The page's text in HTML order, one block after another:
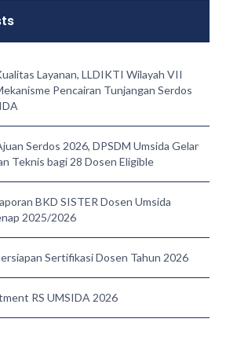
Layanan, LLDIKTI Wilayah VII
Pencairan Tunjangan Serdos
Serdos 2026, DPSDM Umsida Gelar
Teknis bagi 28 Dosen Eligible
BKD SISTER Dosen Umsida
2025/2026
Sertifikasi Dosen Tahun 2026
RS UMSIDA 2026